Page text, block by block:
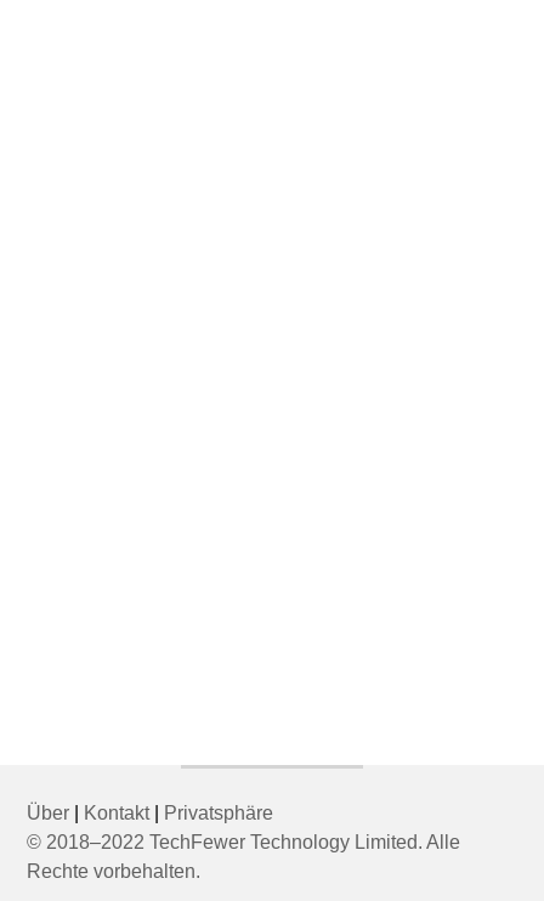
Über Kontakt| Privatsphäre
© 2018–2022 TechFewer Technology Limited. Alle
Rechte vorbehalten.